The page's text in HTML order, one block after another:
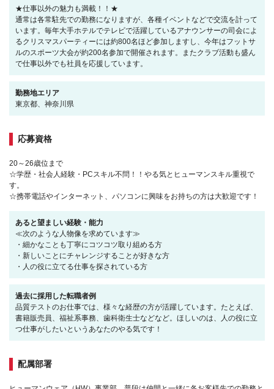
★仕事以外の魅力も満載！！★
通常は各常駐先での勤務になりますが、各種イベントなどで交流を計って
います。毎年大手ホテルでテレビで活躍しているアナウンサーの司会によ
るクリスマスパーティーには約800名ほど参加しますし、今年はフットサ
ルのスポーツ大会が約200名参加で開催されます。またクラブ活動も盛ん
で仕事以外でも社員を応援しています。
勤務地エリア
東京都、神奈川県
応募資格
20～26歳位まで
☆学歴・社会人経験・PCスキル不問！！やる気とヒューマンスキル重視で
す。
☆携帯電話やインターネット、パソコンに興味をお持ちの方は大歓迎です！
あると望ましい経験・能力
≪次のような人物像を求めています≫
・細かなことも丁寧にコツコツ取り組める方
・新しいことにチャレンジすることが好きな方
・人の役に立てる仕事を探されている方
過去に採用した転職者例
品質テストのお仕事では、様々な経歴の方が活躍しています。たとえば、
書籍販売員、福祉系事務、歯科衛生士などなど。ほしいのは、人の役に立
つ仕事がしたいというあなたのやる気です！
配属部署